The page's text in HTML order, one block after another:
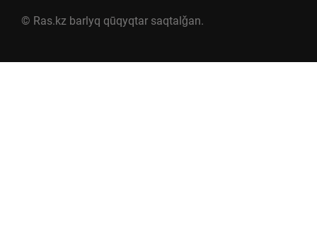
© Ras.kz barlyq qūqyqtar saqtalǧan.